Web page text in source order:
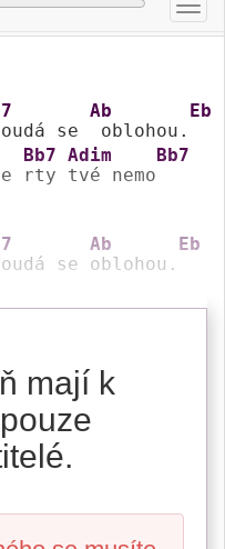
se
Ab
oblohou.
Eb
Bb7
rty
Adim
tvé nemo
Bb7
se
Ab
oblohou.
Eb
mají k